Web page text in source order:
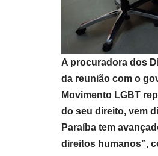
A procuradora dos
da reunião com o
Movimento LGBT
do seu direito, vem
Paraíba tem
direitos humanos”,